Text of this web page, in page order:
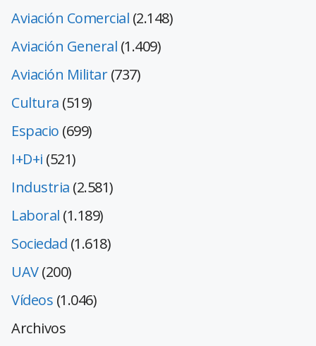
Aviación Comercial (2.148)
Aviación General (1.409)
Aviación Militar(737)
Cultura (519)
Espacio (699)
I+D+i (521)
Industria (2.581)
Laboral (1.189)
Sociedad (1.618)
UAV(200)
Vídeos (1.046)
Archivos